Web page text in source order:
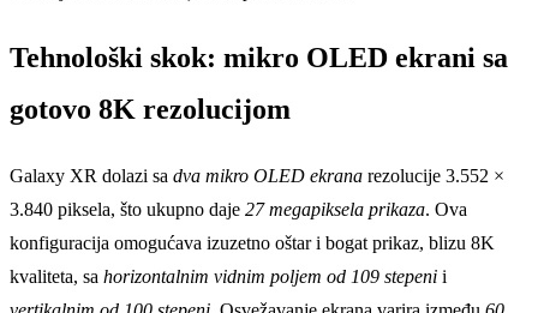
Tehnološki skok: mikro OLED ekrani sa
gotovo 8K rezolucijom
Galaxy XR dolazi sa dva mikro OLED ekrana rezolucije 3.552 ×
3.840 piksela, što ukupno daje 27 megapiksela prikaza. Ova
konfiguracija omogućava izuzetno oštar i bogat prikaz, blizu 8K
kvaliteta, sa horizontalnim vidnim poljem od 109 stepeni i